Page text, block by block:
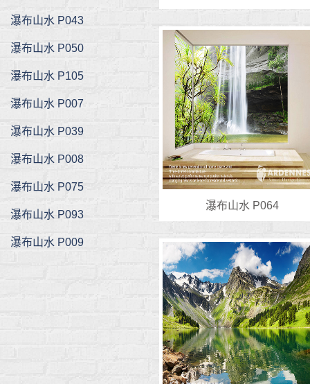
瀑布山水 P043
瀑布山水 P050
瀑布山水 P105
瀑布山水 P007
瀑布山水 P039
瀑布山水 P008
瀑布山水 P075
瀑布山水 P093
瀑布山水 P009
瀑布山水 P064